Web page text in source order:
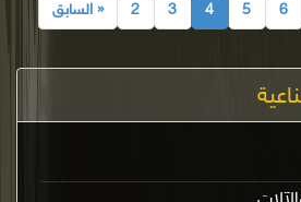
« السابق 2 3 4 5 6